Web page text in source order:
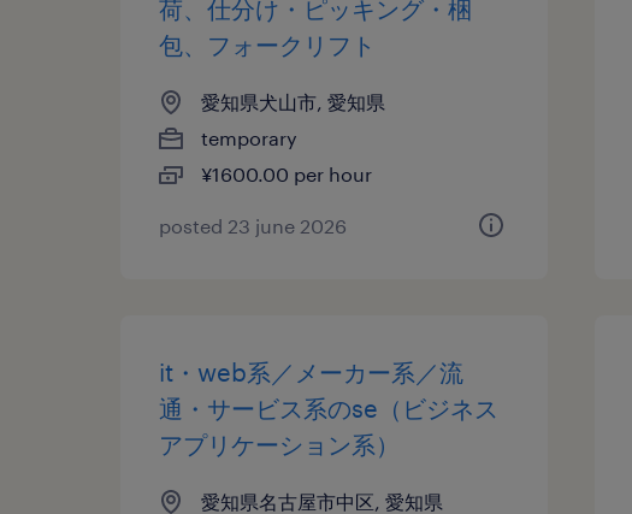
荷、仕分け・ピッキング・梱
包、フォークリフト
愛知県犬山市, 愛知県
temporary
¥1600.00 per hour
posted 23 june 2026
it・web系／メーカー系／流
通・サービス系のse（ビジネス
アプリケーション系）
愛知県名古屋市中区, 愛知県